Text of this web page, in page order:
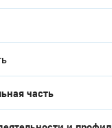
часть